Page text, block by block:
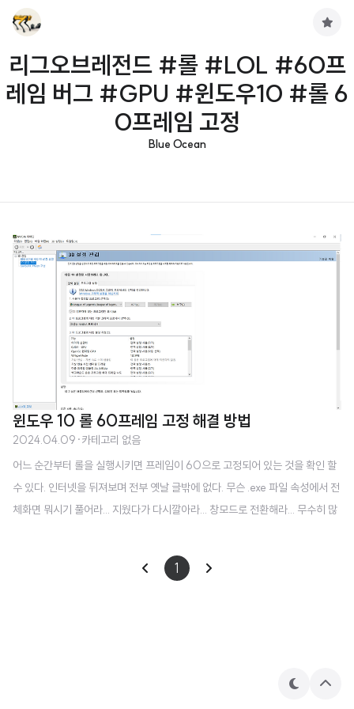
리그오브레전드 #롤 #LOL #60프
레임 버그 #GPU #윈도우10 #롤 6
0프레임 고정
Blue Ocean
윈도우 10 롤 60프레임 고정 해결 방법
2024.04.09 ·카테고리 없음
어느 순간부터 롤을 실행시키면 프레임이 60으로 고정되어 있는 것을 확인 할
수 있다. 인터넷을 뒤져보며 전부 옛날 글밖에 없다. 무슨 .exe 파일 속성에서 전
체화면 뭐시기 풀어라... 지웠다가 다시깔아라... 창모드로 전환해라... 무수히 많
들어가 열심히 찾아보고 시도한 끝에 해결해버렸다..! 필자의 컴퓨서 사양은 다
음과 같다 msi 게이밍 노트북 gtx3060 144hz 정도만 얘기하면 될 것 같다. 1.
1
구
하
기
테
상